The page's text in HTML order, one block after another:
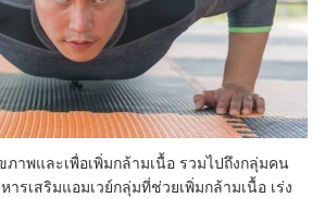
ภาพและเพื่อเพิ่มกล้ามเนื้อ รวมไปถึงกลุ่มคน
รเสริมแอมเวย์กลุ่มที่ช่วยเพิ่มกล้ามเนื้อ เร่ง